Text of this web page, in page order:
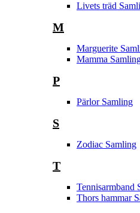
Livets träd
M
Marguerite
Mamma
P
Pärlor Samling
S
Zodiac Samling
T
Tennisarmband
Thors hammar